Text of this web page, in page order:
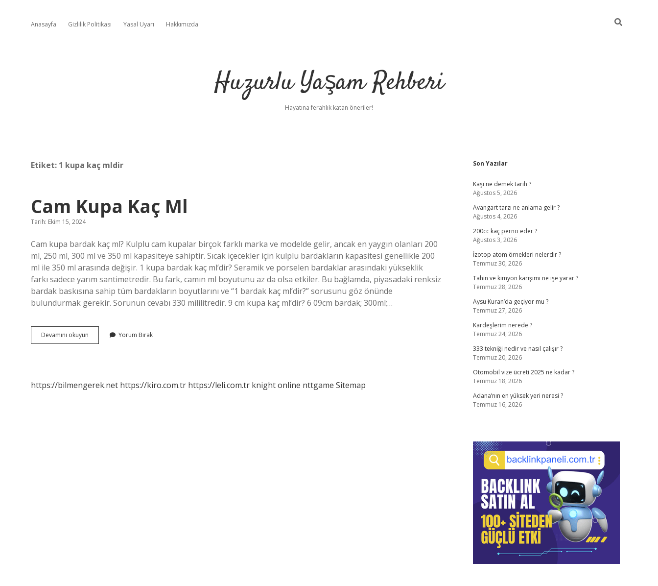
Anasayfa Gizlilik Politikası Yasal Uyarı Hakkımızda
Huzurlu Yaşam Rehberi
Hayatına ferahlık katan öneriler!
Etiket: 1 kupa kaç mldir
Cam Kupa Kaç Ml
Tarih: Ekim 15, 2024
Cam kupa bardak kaç ml? Kulplu cam kupalar birçok farklı marka ve modelde gelir, ancak en yaygın olanları 200
ml, 250 ml, 300 ml ve 350 ml kapasiteye sahiptir. Sıcak içecekler için kulplu bardakların kapasitesi genellikle 200
ml ile 350 ml arasında değişir. 1 kupa bardak kaç ml’dir? Seramik ve porselen bardaklar arasındaki yükseklik
farkı sadece yarım santimetredir. Bu fark, camın ml boyutunu az da olsa etkiler. Bu bağlamda, piyasadaki renksiz
bardak baskısına sahip tüm bardakların boyutlarını ve “1 bardak kaç ml’dir?” sorusunu göz önünde
bulundurmak gerekir. Sorunun cevabı 330 mililitredir. 9 cm kupa kaç ml’dir? 6 09cm bardak; 300ml;…
Devamını okuyun
Kupa
Yorum Bırak
https://bilmengerek.net https://kiro.com.tr https://leli.com.tr knight online nttgame Sitemap
Sidebar
Son Yazılar
Kaşi ne demek tarih ?
Ağustos 5, 2026
Avangart tarzı ne anlama gelir ?
Ağustos 4, 2026
200cc kaç perno eder ?
Ağustos 3, 2026
İzotop atom örnekleri nelerdir ?
Temmuz 30, 2026
Tahin ve kimyon karışımı ne işe yarar ?
Temmuz 28, 2026
Aysu Kuran’da geçiyor mu ?
Temmuz 27, 2026
Kardeşlerim nerede ?
Temmuz 24, 2026
333 tekniği nedir ve nasıl çalışır ?
Temmuz 20, 2026
Otomobil vize ücreti 2025 ne kadar ?
Temmuz 18, 2026
Adana’nın en yüksek yeri neresi ?
Temmuz 16, 2026